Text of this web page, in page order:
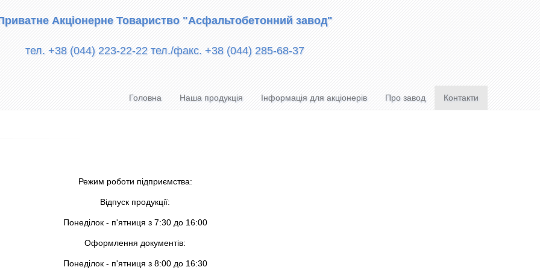
Акціонерне Товариство "Асфальтобетонний завод"
тел. +38 (044) 223-22-22 тел./факс. +38 (044) 285-68-37
Головна Наша продукція Інформація для акціонерів Про завод Контакти
Режим роботи підприємства:
Відпуск продукції:
Понеділок - п'ятниця з 7:30 до 16:00
Оформлення документів:
Понеділок - п'ятниця з 8:00 до 16:30